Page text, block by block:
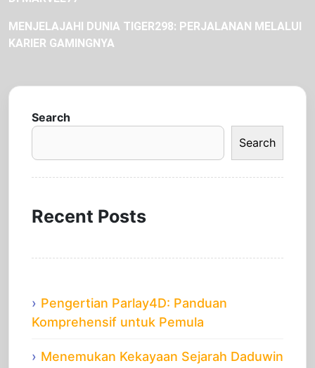
MENJELAJAHI DUNIA TIGER298: PERJALANAN MELALUI
KARIER GAMINGNYA
Search
Search
Recent Posts
Pengertian Parlay4D: Panduan
Komprehensif untuk Pemula
Menemukan Kekayaan Sejarah Daduwin